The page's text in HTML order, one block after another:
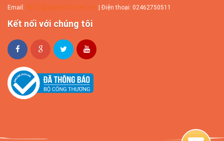
Người Việt làm website về virus Corona trong 12
tiếng
Nhóm kỹ sư 5 người làm việc liên tục trong
12 tiếng để xây...
Phân biệt Website và Landing page? Vì sao và khi
Landing page là một thuật ngữ khá phổ
Email: info@aptech.net.vn | Điện thoại: 02462750511
Kết nối với chúng tôi